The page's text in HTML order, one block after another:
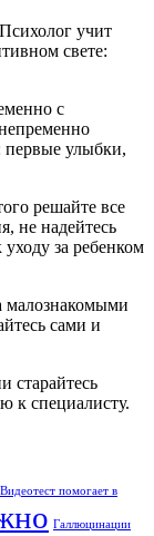
Психолог учит
свете:
с
первые улыбки,
решайте все
не надейтесь
за ребенком
малознакомыми
сами и
старайтесь
к специалисту.
Видеотест помогает в
Галлюцинации